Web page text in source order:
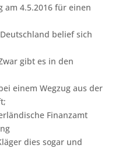
am 4.5.2016 für einen
belief sich
gibt es in den
einem Wegzug aus der
Finanzamt
dies sogar und